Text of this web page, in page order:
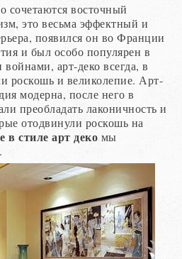
сочетаются восточный
это весьма эффектный и
появился он во Франции
и был особо популярен в
арт-деко всегда, в
роскошь и великолепие. Арт-
модерна, после него в
преобладать лаконичность и
отодвинули роскошь на
в стиле арт деко мы